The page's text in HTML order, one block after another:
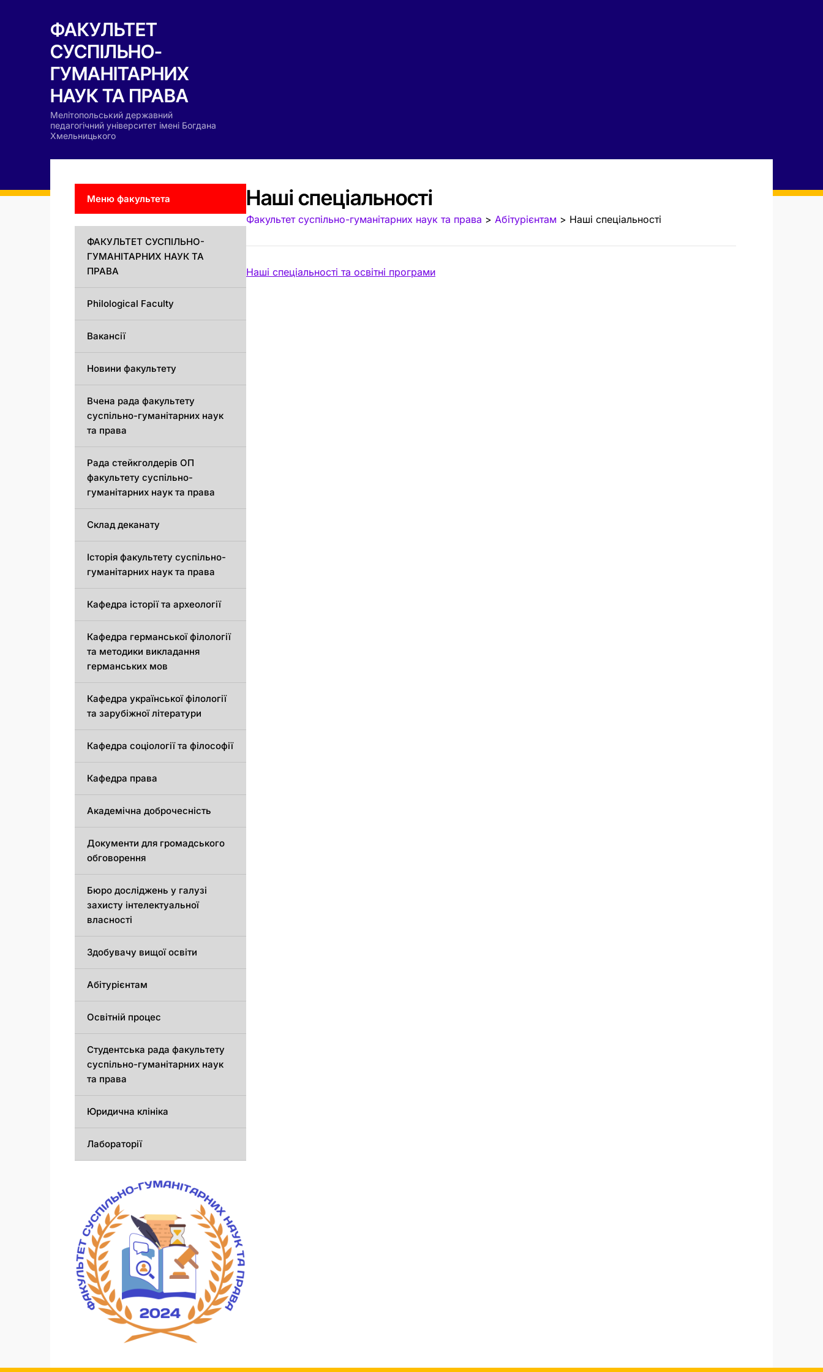
ФАКУЛЬТЕТ
СУСПІЛЬНО-
ГУМАНІТАРНИХ
НАУК ТА ПРАВА
Мелітопольський державний
педагогічний університет імені Богдана
Хмельницького
Наші спеціальності
Факультет суспільно-гуманітарних наук та права > Абітурієнтам > Наші спеціальності
Наші спеціальності та освітні програми
Меню факультета
ФАКУЛЬТЕТ СУСПІЛЬНО-
ГУМАНІТАРНИХ НАУК ТА
ПРАВА
Philological Faculty
Вакансії
Новини факультету
Вчена рада факультету
суспільно-гуманітарних наук
та права
Рада стейкголдерів ОП
факультету суспільно-
гуманітарних наук та права
Склад деканату
Історія факультету суспільно-
гуманітарних наук та права
Кафедра історії та археології
Кафедрa германської філології
та методики викладання
германських мов
Кафедра української філології
та зарубіжної літератури
Кафедра соціології та філософії
Кафедра права
Академічна доброчесність
Документи для громадського
обговорення
Бюро досліджень у галузі
захисту інтелектуальної
власності
Здобувачу вищої освіти
Абітурієнтам
Освітній процес
Студентська рада факультету
суспільно-гуманітарних наук
та права
Юридична клініка
Лабораторії